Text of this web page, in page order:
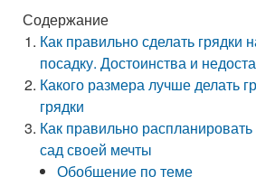
Содержание
Как правильно сделать грядки
посадку. Достоинства и
Какого размера лучше делать
грядки
Как правильно распланировать
сад своей мечты
Обобщение по теме